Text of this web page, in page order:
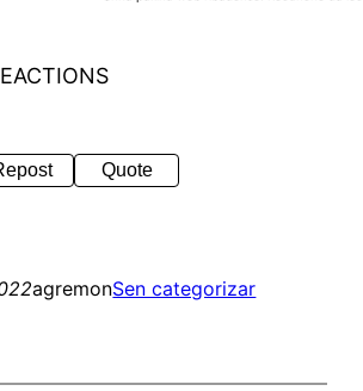
Quote
agremonSen categorizar